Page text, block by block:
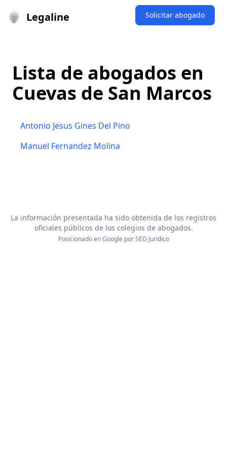
Legaline Solicitar abogado
Lista de abogados en
Cuevas de San Marcos
Antonio Jesus Gines Del Pino
Manuel Fernandez Molina
La información presentada ha sido obtenida de los registros
oficiales públicos de los colegios de abogados.
Posicionado en Google porSEO Jurídico